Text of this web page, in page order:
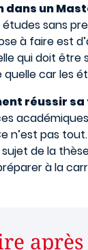
dans un
sans
à faire est
qui doit être
quelle car les
réussir
n’est pas
de la
à la